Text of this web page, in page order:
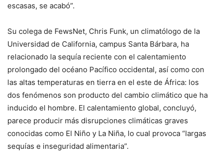
escasas, se acabó”.
Su colega de FewsNet, Chris Funk, un climatólogo de la
Universidad de California, campus Santa Bárbara, ha
relacionado la sequía reciente con el calentamiento
prolongado del océano Pacífico occidental, así como con
las altas temperaturas en tierra en el este de África: los
dos fenómenos son producto del cambio climático que ha
inducido el hombre. El calentamiento global, concluyó,
parece producir más disrupciones climáticas graves
conocidas como El Niño y La Niña, lo cual provoca “largas
sequías e inseguridad alimentaria”.